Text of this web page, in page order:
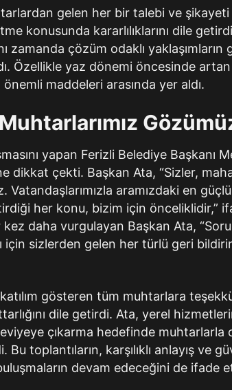
gelen her bir talebi ve
konusunda kararlılıklarını dile
zamanda çözüm odaklı yaklaşımların
Özellikle yaz dönemi öncesinde
maddeleri arasında yer aldı.
yapan Ferizli Belediye Başkanı
dikkat çekti. Başkan Ata, “Sizler,
Vatandaşlarımızla aramızdaki en
her konu, bizim için önceliklidir,”
daha vurgulayan Başkan Ata,
için sizlerden gelen her türlü geri
gösteren tüm muhtarlara
dile getirdi. Ata, yerel
çıkarma hedefinde muhtarlarla
Bu toplantıların, karşılıklı anlayış ve
devam edeceğini de ifade